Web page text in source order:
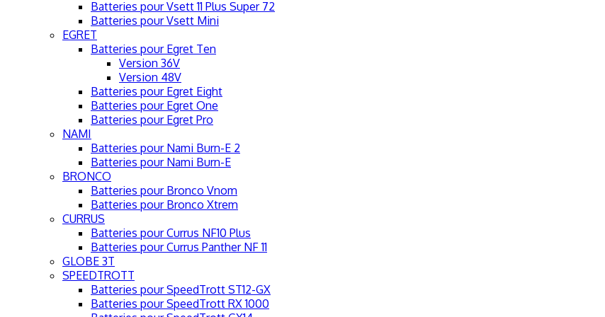
Batteries pour Vsett 11 Plus Super 72
Batteries pour Vsett Mini
EGRET
Batteries pour Egret Ten
Version 36V
Version 48V
Batteries pour Egret Eight
Batteries pour Egret One
Batteries pour Egret Pro
NAMI
Batteries pour Nami Burn-E 2
Batteries pour Nami Burn-E
BRONCO
Batteries pour Bronco Vnom
Batteries pour Bronco Xtrem
CURRUS
Batteries pour Currus NF10 Plus
Batteries pour Currus Panther NF 11
GLOBE 3T
SPEEDTROTT
Batteries pour SpeedTrott ST12-GX
Batteries pour SpeedTrott RX 1000